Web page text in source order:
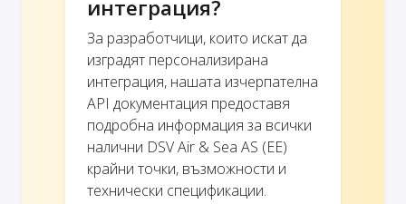
интеграция?
За разработчици, които искат да
изградят персонализирана
интеграция, нашата изчерпателна
API документация предоставя
подробна информация за всички
налични DSV Air & Sea AS (EE)
крайни точки, възможности и
технически спецификации.